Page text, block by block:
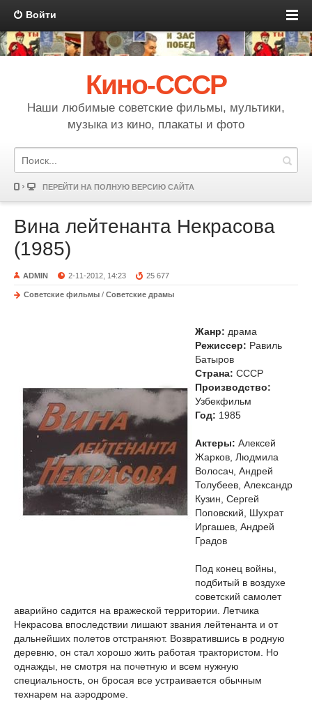
Войти
Кино-СССР
Наши любимые советские фильмы, мультики,
музыка из кино, плакаты и фото
ПЕРЕЙТИ НА ПОЛНУЮ ВЕРСИЮ САЙТА
Вина лейтенанта Некрасова
(1985)
ADMIN 2-11-2012, 14:23 25 677
Советские фильмы / Советские драмы
Жанр: драма
Режиссер: Равиль
Батыров
Страна: СССР
Производство:
Узбекфильм
Год: 1985
Актеры: Алексей
Жарков, Людмила
Волосач, Андрей
Толубеев, Александр
Кузин, Сергей
Поповский, Шухрат
Иргашев, Андрей
Градов
Под конец войны,
подбитый в воздухе
советский самолет
аварийно садится на вражеской территории. Летчика
Некрасова впоследствии лишают звания лейтенанта и от
дальнейших полетов отстраняют. Возвратившись в родную
деревню, он стал хорошо жить работая трактористом. Но
однажды, не смотря на почетную и всем нужную
специальность, он бросая все устраивается обычным
технарем на аэродроме.